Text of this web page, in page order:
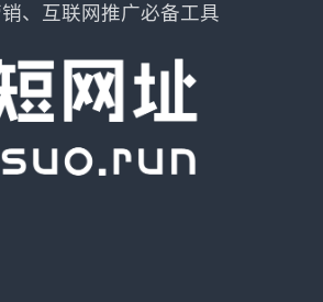
、互联网推广必备工具